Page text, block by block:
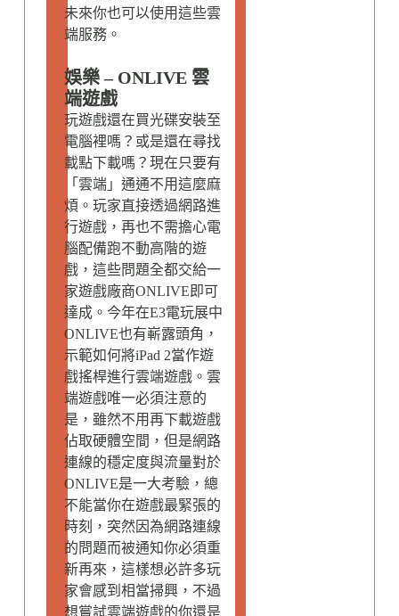
未來你也可以使用這些雲
端服務。
娛樂 – ONLIVE 雲
端遊戲
玩遊戲還在買光碟安裝至
電腦裡嗎？或是還在尋找
載點下載嗎？現在只要有
「雲端」通通不用這麼麻
煩。玩家直接透過網路進
行遊戲，再也不需擔心電
腦配備跑不動高階的遊
戲，這些問題全都交給一
家遊戲廠商ONLIVE即可
達成。今年在E3電玩展中
ONLIVE也有嶄露頭角，
示範如何將iPad 2當作遊
戲搖桿進行雲端遊戲。雲
端遊戲唯一必須注意的
是，雖然不用再下載遊戲
佔取硬體空間，但是網路
連線的穩定度與流量對於
ONLIVE是一大考驗，總
不能當你在遊戲最緊張的
時刻，突然因為網路連線
的問題而被通知你必須重
新再來，這樣想必許多玩
家會感到相當掃興，不過
想嘗試雲端遊戲的你還是